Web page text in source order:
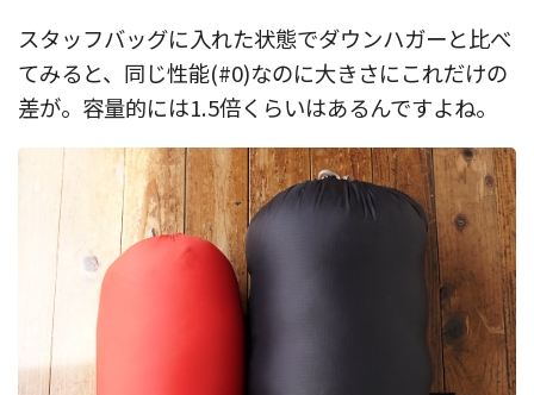
スタッフバッグに入れた状態でダウンハガーと比べ
てみると、同じ性能(#0)なのに大きさにこれだけの
差が。容量的には1.5倍くらいはあるんですよね。